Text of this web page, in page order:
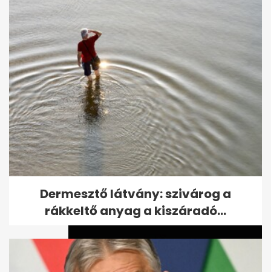
Kiszivárgott felvétel: Kubatov
elmondta mire ment el a
Fradiváros...
Dermesztő látvány: szivárog a
rákkeltő anyag a kiszáradó...